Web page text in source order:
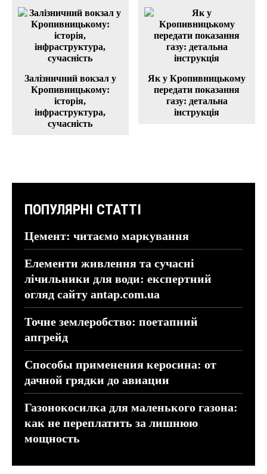
Залізничний вокзал у
Кропивницькому:
історія,
інфраструктура,
сучасність
Як у Кропивницькому
передати показання
газу: детальна
інструкція
ПОПУЛЯРНІ СТАТТІ
Цемент: читаємо маркування
Елементи живлення та сучасні
лічильники для води: експертний
огляд сайту antap.com.ua
Точне землеробство: поетапний
апгрейд
Способы применения керосина: от
дачной грядки до авиации
Газонокосилка для маленького газона:
как не переплатить за лишнюю
мощность